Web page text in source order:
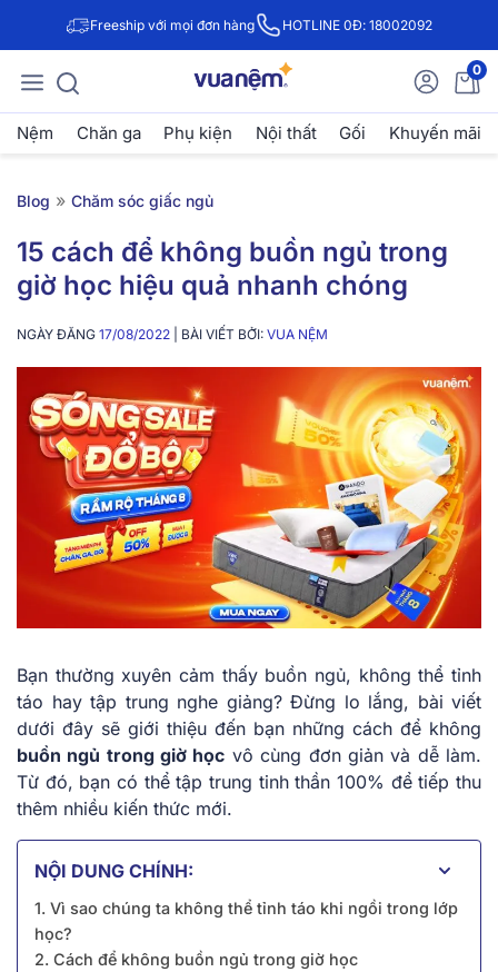
Freeship với mọi đơn hàng HOTLINE 0Đ: 18002092
0
Nệm Chăn ga Phụ kiện Nội thất Gối Khuyến mãi
Blog » Chăm sóc giấc ngủ
15 cách để không buồn ngủ trong
giờ học hiệu quả nhanh chóng
NGÀY ĐĂNG 17/08/2022 | BÀI VIẾT BỞI: VUA NỆM
Bạn thường xuyên cảm thấy buồn ngủ, không thể tỉnh
táo hay tập trung nghe giảng? Đừng lo lắng, bài viết
dưới đây sẽ giới thiệu đến bạn những cách để không
buồn ngủ trong giờ học vô cùng đơn giản và dễ làm.
Từ đó, bạn có thể tập trung tinh thần 100% để tiếp thu
thêm nhiều kiến thức mới.
NỘI DUNG CHÍNH:
1. Vì sao chúng ta không thể tỉnh táo khi ngồi trong lớp
học?
2. Cách để không buồn ngủ trong giờ học